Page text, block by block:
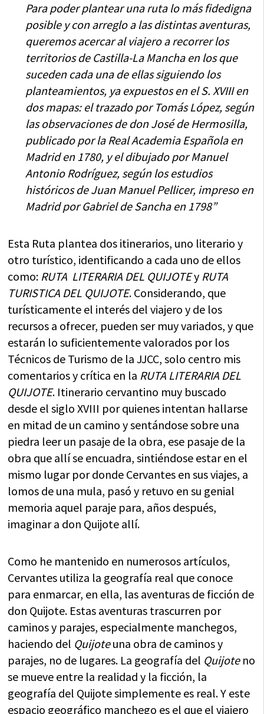
Para poder plantear una ruta lo más fidedigna
posible y con arreglo a las distintas aventuras,
queremos acercar al viajero a recorrer los
territorios de Castilla-La Mancha en los que
suceden cada una de ellas siguiendo los
planteamientos, ya expuestos en el S. XVIII en
dos mapas: el trazado por Tomás López, según
las observaciones de don José de Hermosilla,
publicado por la Real Academia Española en
Madrid en 1780, y el dibujado por Manuel
Antonio Rodríguez, según los estudios
históricos de Juan Manuel Pellicer, impreso en
Madrid por Gabriel de Sancha en 1798”
Esta Ruta plantea dos itinerarios, uno literario y
otro turístico, identificando a cada uno de ellos
como: RUTA LITERARIA DEL QUIJOTEy RUTA
TURISTICA DEL QUIJOTE. Considerando, que
turísticamente el interés del viajero y de los
recursos a ofrecer, pueden ser muy variados, y que
estarán lo suficientemente valorados por los
Técnicos de Turismo de la JJCC, solo centro mis
comentarios y crítica en la RUTA LITERARIA DEL
QUIJOTE. Itinerario cervantino muy buscado
desde el siglo XVIII por quienes intentan hallarse
en mitad de un camino y sentándose sobre una
piedra leer un pasaje de la obra, ese pasaje de la
obra que allí se encuadra, sintiéndose estar en el
mismo lugar por donde Cervantes en sus viajes, a
lomos de una mula, pasó y retuvo en su genial
memoria aquel paraje para, años después,
imaginar a don Quijote allí.
Como he mantenido en numerosos artículos,
Cervantes utiliza la geografía real que conoce
para enmarcar, en ella, las aventuras de ficción de
don Quijote. Estas aventuras trascurren por
caminos y parajes, especialmente manchegos,
haciendo del Quijoteuna obra de caminos y
parajes, no de lugares. La geografía del Quijoteno
se mueve entre la realidad y la ficción, la
geografía del Quijote simplemente es real. Y este
espacio geográfico manchego es el que el viajero